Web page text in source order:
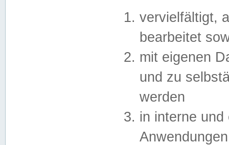
vervielfältigt,
bearbeitet
mit eigenen
und zu
werden
in interne